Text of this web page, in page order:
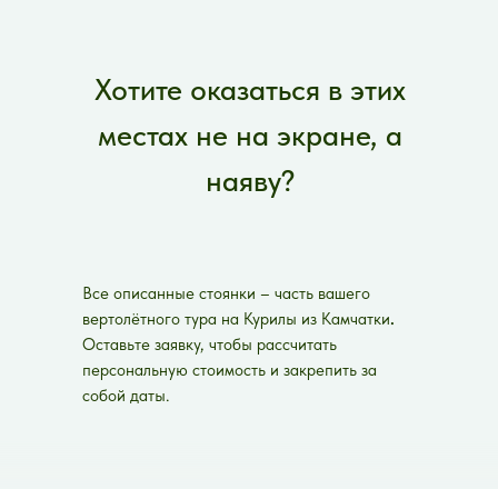
Хотите оказаться в этих
местах не на экране, а
наяву?
Все описанные стоянки – часть вашего
вертолётного тура на Курилы из Камчатки.
Оставьте заявку, чтобы рассчитать
персональную стоимость и закрепить за
собой даты.